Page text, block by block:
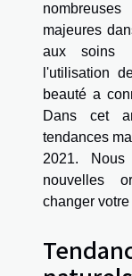
majeures
aux soins
l'utilisation
beauté a
Dans cet
tendances
2021.
nouvelles
changer